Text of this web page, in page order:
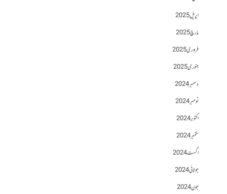
اپریل 2025
مارچ 2025
فروری 2025
جنوری 2025
دسمبر 2024
نومبر 2024
اکتوبر 2024
ستمبر 2024
اگست 2024
جولائی 2024
جون 2024